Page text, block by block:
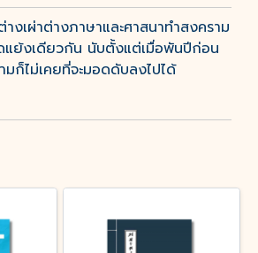
งเผ่าต่างภาษาและศาสนาทำสงคราม
ย้งเดียวกัน นับตั้งแต่เมื่อพันปีก่อน
ก็ไม่เคยที่จะมอดดับลงไปได้